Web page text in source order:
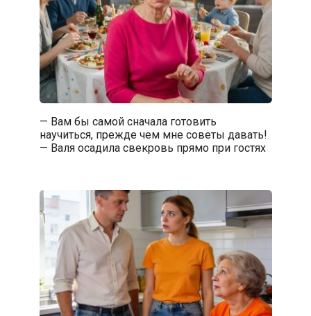
— Вам бы самой сначала готовить
научиться, прежде чем мне советы давать!
— Валя осадила свекровь прямо при гостях